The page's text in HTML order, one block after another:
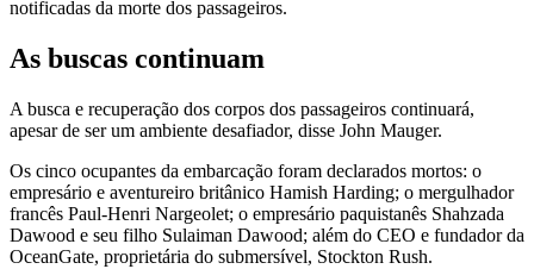
notificadas da morte dos passageiros.
As buscas continuam
A busca e recuperação dos corpos dos passageiros continuará,
apesar de ser um ambiente desafiador, disse John Mauger.
Os cinco ocupantes da embarcação foram declarados mortos: o
empresário e aventureiro britânico Hamish Harding; o mergulhador
francês Paul-Henri Nargeolet; o empresário paquistanês Shahzada
Dawood e seu filho Sulaiman Dawood; além do CEO e fundador da
OceanGate, proprietária do submersível, Stockton Rush.